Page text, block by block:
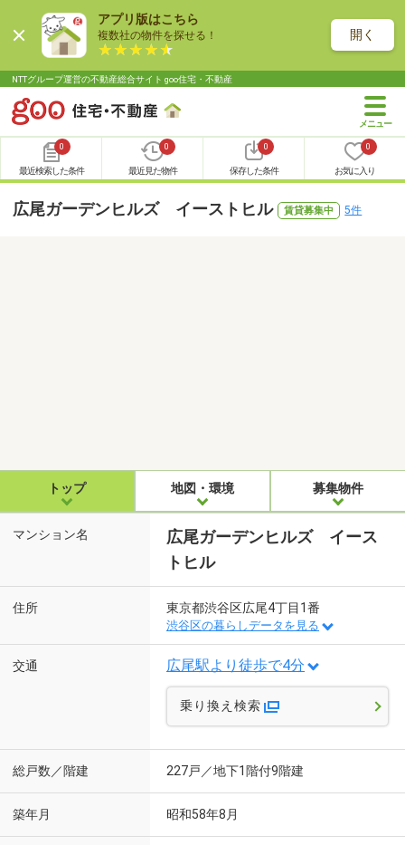
アプリ版はこちら
複数社の物件を探せる！ 開く
NTTグループ運営の不動産総合サイト goo住宅・不動産
0
最近検索した条件
0
最近見た物件
0
保存した条件
0
お気に入り
広尾ガーデンヒルズ イーストヒル 賃貸募集中 5件
トップ 地図・環境 募集物件
マンション名
広尾ガーデンヒルズ イース
トヒル
住所 東京都渋谷区広尾4丁目1番
渋谷区の暮らしデータを見る
交通 広尾駅より徒歩で4分
乗り換え検索
総戸数／階建 227戸／地下1階付9階建
築年月 昭和58年8月